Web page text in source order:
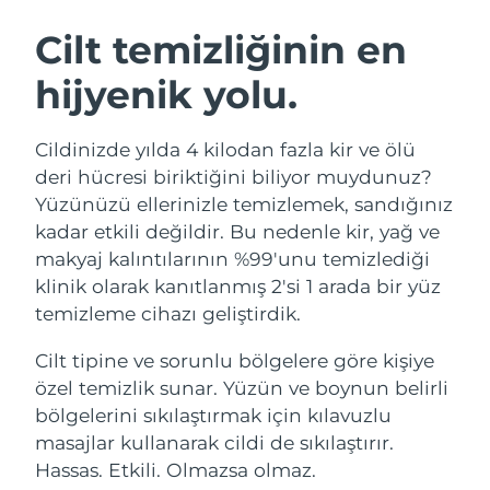
Cilt temizliğinin en
hijyenik yolu.
Cildinizde yılda 4 kilodan fazla kir ve ölü
deri hücresi biriktiğini biliyor muydunuz?
Yüzünüzü ellerinizle temizlemek, sandığınız
kadar etkili değildir. Bu nedenle kir, yağ ve
makyaj kalıntılarının %99'unu temizlediği
klinik olarak kanıtlanmış 2'si 1 arada bir yüz
temizleme cihazı geliştirdik.
Cilt tipine ve sorunlu bölgelere göre kişiye
özel temizlik sunar. Yüzün ve boynun belirli
bölgelerini sıkılaştırmak için kılavuzlu
masajlar kullanarak cildi de sıkılaştırır.
Hassas. Etkili. Olmazsa olmaz.
LUNA™ 4 seti
Anti-aging massage
LUNA™ 4 Plus
Massage, LED heating
LUNA™ 4 Men
For men, anti-aging massage
BEAR™ 2 seti
Microcurrent toning
BEAR™ 2 go
Microcurrent toning on-the-go
BEAR™ 2 eyes & lips
Microcurrent line smoothing device
Nemlendirme
UFO™ 3 seti
Deep facial hydration
UFO™ 3 LED
Near-infrared and red light therapy
device
Ağız bakımı
issa™ 4
Hybrid silicone sonic toothbrush
issa™ 4 plus
Smart hybrid silicone sonic toothbrush
FAQ™ YAŞLANMA KARŞITI BAKIM
Yaşlanma karşıtı LED bakım
NEW
Avusturya Tahmini teslim tarihi
Bahreyn Tahmini teslim tarihi
Belçika Tahmini teslim tarihi10/8/26
Bermuda Tahmini teslim tarihi16/8/26
Bosna-Hersek Tahmini teslim tarihi13/8/26
Brunei Tahmini teslim tarihi
Bulgaristan Tahmini teslim tarihi10/8/26
Kanada Tahmini teslim tarihi
Şili Tahmini teslim tarihi